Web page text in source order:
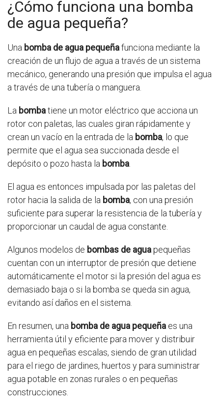
¿Cómo funciona una bomba
de agua pequeña?
Una bomba de agua pequeñafunciona mediante la
creación de un flujo de agua a través de un sistema
mecánico, generando una presión que impulsa el agua
a través de una tubería o manguera.
La bombatiene un motor eléctrico que acciona un
rotor con paletas, las cuales giran rápidamente y
crean un vacío en la entrada de la bomba, lo que
permite que el agua sea succionada desde el
depósito o pozo hasta la bomba
El agua es entonces impulsada por las paletas del
rotor hacia la salida de la bomba, con una presión
suficiente para superar la resistencia de la tubería y
proporcionar un caudal de agua constante.
Algunos modelos de bombas de aguapequeñas
cuentan con un interruptor de presión que detiene
automáticamente el motor si la presión del agua es
demasiado baja o si la bomba se queda sin agua,
evitando así daños en el sistema.
En resumen, una bomba de agua pequeña es una
herramienta útil y eficiente para mover y distribuir
agua en pequeñas escalas, siendo de gran utilidad
para el riego de jardines, huertos y para suministrar
agua potable en zonas rurales o en pequeñas
construcciones.